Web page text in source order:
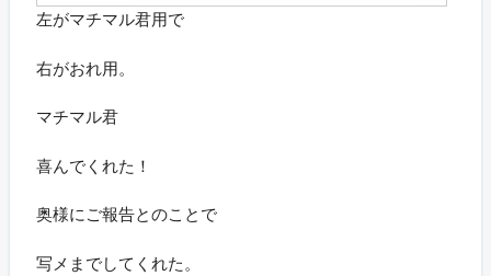
左がマチマル君用で
右がおれ用。
マチマル君
喜んでくれた！
奥様にご報告とのことで
写メまでしてくれた。